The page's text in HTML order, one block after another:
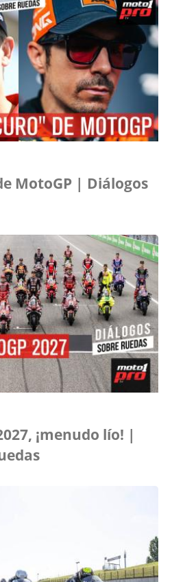
MotoGP | Diálogos
¡menudo lío! |